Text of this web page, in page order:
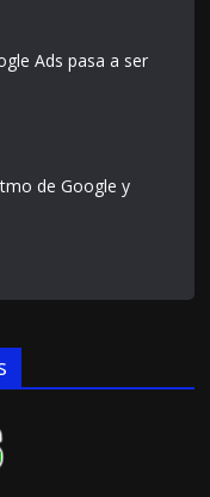
Ads pasa a ser
de Google y